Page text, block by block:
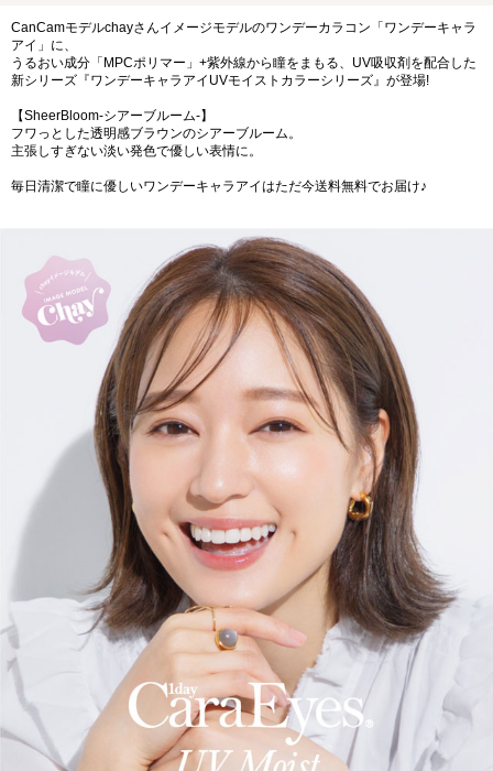
CanCamモデルchayさんイメージモデルのワンデーカラコン「ワンデーキャラ
アイ」に、
うるおい成分「MPCポリマー」+紫外線から瞳をまもる、UV吸収剤を配合した
新シリーズ『ワンデーキャラアイUVモイストカラーシリーズ』が登場!
【SheerBloom-シアーブルーム-】
フワっとした透明感ブラウンのシアーブルーム。
主張しすぎない淡い発色で優しい表情に。
毎日清潔で瞳に優しいワンデーキャラアイはただ今送料無料でお届け♪